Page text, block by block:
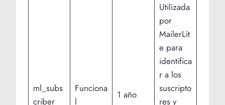
ml_subs
criber
Funciona
l
1 año
Utilizada
por
MailerLit
e para
identifica
r a los
suscripto
res y